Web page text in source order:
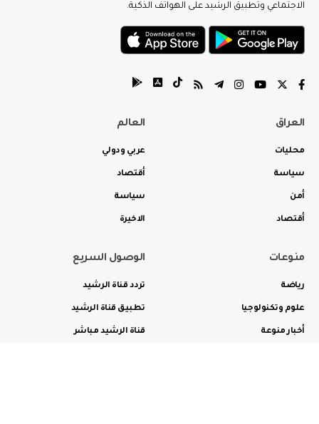
الاجتماعي وتطبيق الرشيد على الهواتف الذكية.
العراق
محليات
سياسة
أمن
أقتصاد
العالم
عربي ودولي
أقتصاد
سياسة
الاخيرة
منوعات
رياضة
علوم وتكنولوجيا
أخبار منوعة
الوصول السريع
تردد قناة الرشيد
تطبيق قناة الرشيد
قناة الرشيد مباشر